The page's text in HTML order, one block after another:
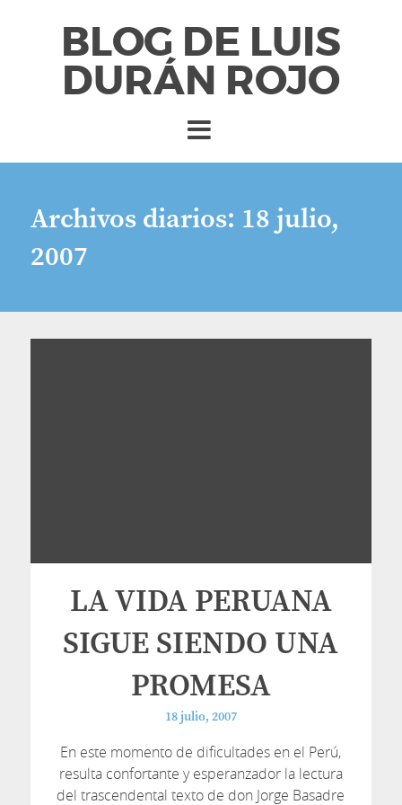
BLOG DE LUIS
DURÁN ROJO
Archivos diarios: 18 julio,
2007
LA VIDA PERUANA
SIGUE SIENDO UNA
PROMESA
18 julio, 2007
En este momento de dificultades en el Perú,
resulta confortante y esperanzador la lectura
del trascendental texto de don Jorge Basadre